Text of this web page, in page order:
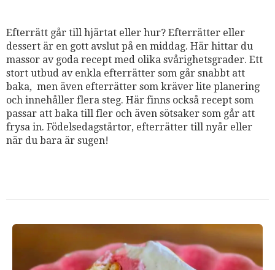
Efterrätt går till hjärtat eller hur? Efterrätter eller
dessert är en gott avslut på en middag. Här hittar du
massor av goda recept med olika svårighetsgrader. Ett
stort utbud av enkla efterrätter som går snabbt att
baka, men även efterrätter som kräver lite planering
och innehåller flera steg. Här finns också recept som
passar att baka till fler och även sötsaker som går att
frysa in. Födelsedagstårtor, efterrätter till nyår eller
när du bara är sugen!